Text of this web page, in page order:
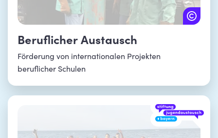
Beruflicher Austausch
Förderung von internationalen Projekten
beruflicher Schulen